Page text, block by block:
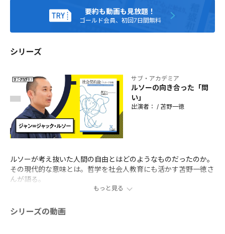
徳』（トランスビュー）がある。幼小中「混在」校、軽井沢
風越学園の設立に共同発起人として関わっている。
要約も動画も見放題！
ゴールド会員、初回7日間無料
シリーズ
サブ・アカデミア
ルソーの向き合った「問
い」
出演者： / 苫野一徳
ルソーが考え抜いた人間の自由とはどのようなものだったのか。
その現代的な意味とは。哲学を社会人教育にも活かす苫野一徳さ
んが語る。
もっと見る
シリーズの動画